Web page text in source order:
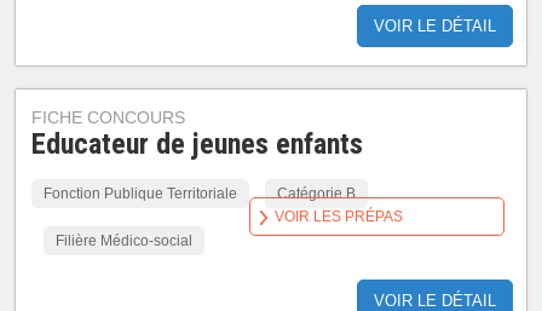
VOIR LE DÉTAIL
FICHE CONCOURS
Educateur de jeunes enfants
Fonction Publique Territoriale Catégorie B
Filière Médico-social
VOIR LE DÉTAIL
VOIR LES PRÉPAS